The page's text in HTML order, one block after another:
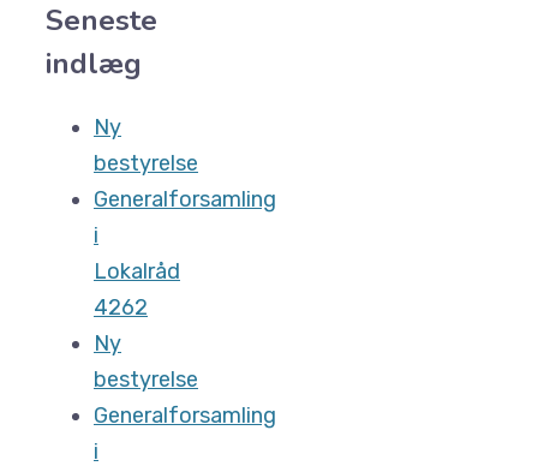
Seneste
indlæg
Ny
bestyrelse
Generalforsamling
i
Lokalråd
4262
Ny
bestyrelse
Generalforsamling
i